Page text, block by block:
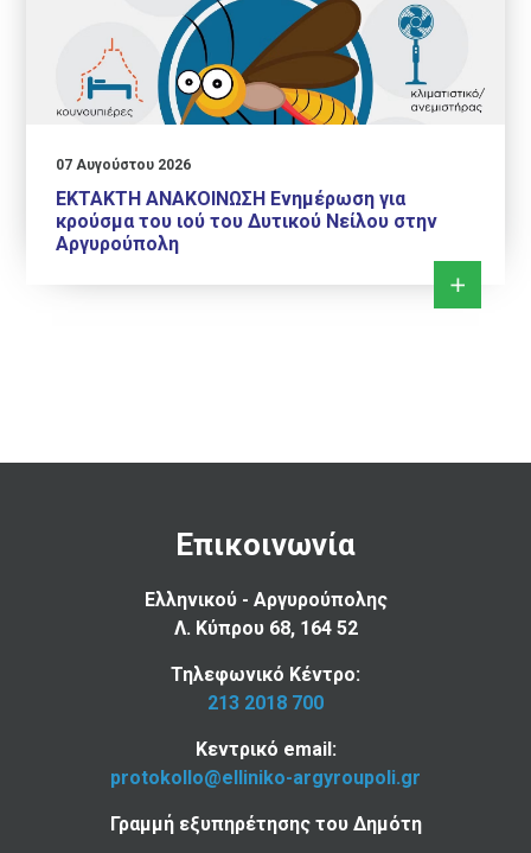
07 Αυγούστου 2026
ΕΚΤΑΚΤΗ ΑΝΑΚΟΙΝΩΣΗ Ενημέρωση για
κρούσμα του ιού του Δυτικού Νείλου στην
Αργυρούπολη
Επικοινωνία
Ελληνικού - Αργυρούπολης
Λ. Κύπρου 68, 164 52
Τηλεφωνικό Κέντρο:
213 2018 700
Κεντρικό email:
protokollo@elliniko-argyroupoli.gr
Γραμμή εξυπηρέτησης του Δημότη